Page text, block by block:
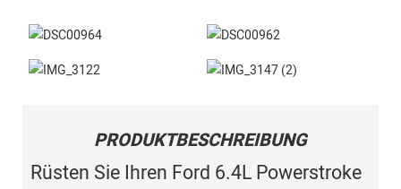
PRODUKTBESCHREIBUNG
Rüsten Sie Ihren Ford 6.4L Powerstroke